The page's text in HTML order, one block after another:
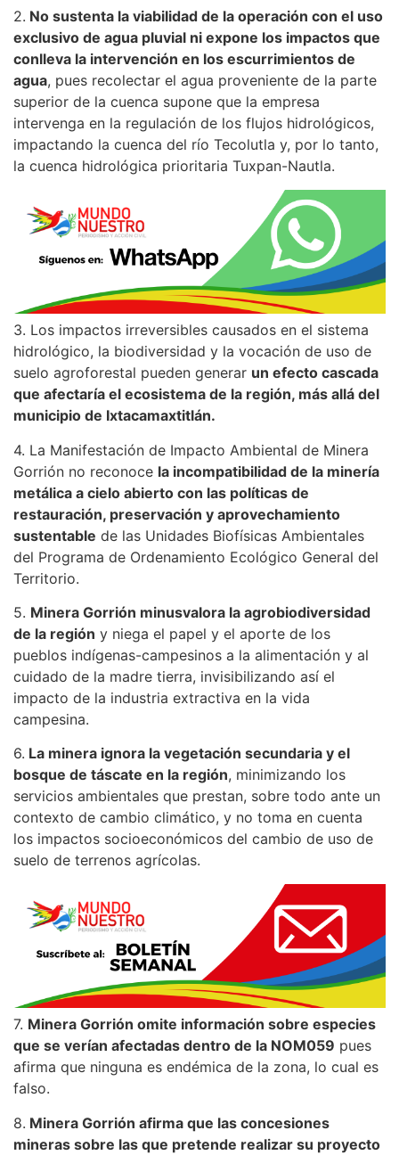
2. No sustenta la viabilidad de la operación con el uso
exclusivo de agua pluvial ni expone los impactos que
conlleva la intervención en los escurrimientos de
agua, pues recolectar el agua proveniente de la parte
superior de la cuenca supone que la empresa
intervenga en la regulación de los flujos hidrológicos,
impactando la cuenca del río Tecolutla y, por lo tanto,
la cuenca hidrológica prioritaria Tuxpan-Nautla.
3. Los impactos irreversibles causados en el sistema
hidrológico, la biodiversidad y la vocación de uso de
suelo agroforestal pueden generar un efecto cascada
que afectaría el ecosistema de la región, más allá del
municipio de Ixtacamaxtitlán.
4. La Manifestación de Impacto Ambiental de Minera
Gorrión no reconoce la incompatibilidad de la minería
metálica a cielo abierto con las políticas de
restauración, preservación y aprovechamiento
sustentable de las Unidades Biofísicas Ambientales
del Programa de Ordenamiento Ecológico General del
Territorio.
5. Minera Gorrión minusvalora la agrobiodiversidad
de la región y niega el papel y el aporte de los
pueblos indígenas-campesinos a la alimentación y al
cuidado de la madre tierra, invisibilizando así el
impacto de la industria extractiva en la vida
campesina.
6. La minera ignora la vegetación secundaria y el
bosque de táscate en la región, minimizando los
servicios ambientales que prestan, sobre todo ante un
contexto de cambio climático, y no toma en cuenta
los impactos socioeconómicos del cambio de uso de
suelo de terrenos agrícolas.
7. Minera Gorrión omite información sobre especies
que se verían afectadas dentro de la NOM059 pues
afirma que ninguna es endémica de la zona, lo cual es
falso.
8. Minera Gorrión afirma que las concesiones
mineras sobre las que pretende realizar su proyecto